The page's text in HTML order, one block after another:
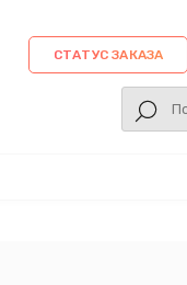
СТАТУС ЗАКАЗА